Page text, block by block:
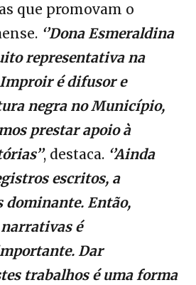
que promovam o
‘’Dona Esmeraldina
representativa na
é difusor e
negra no Município,
prestar apoio à
, destaca. ‘’Ainda
escritos, a
dominante. Então,
é
Dar
trabalhos é uma forma